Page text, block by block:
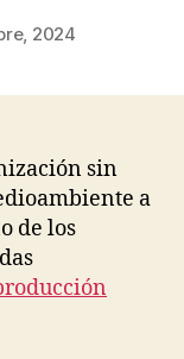
2024
sin
a
de los